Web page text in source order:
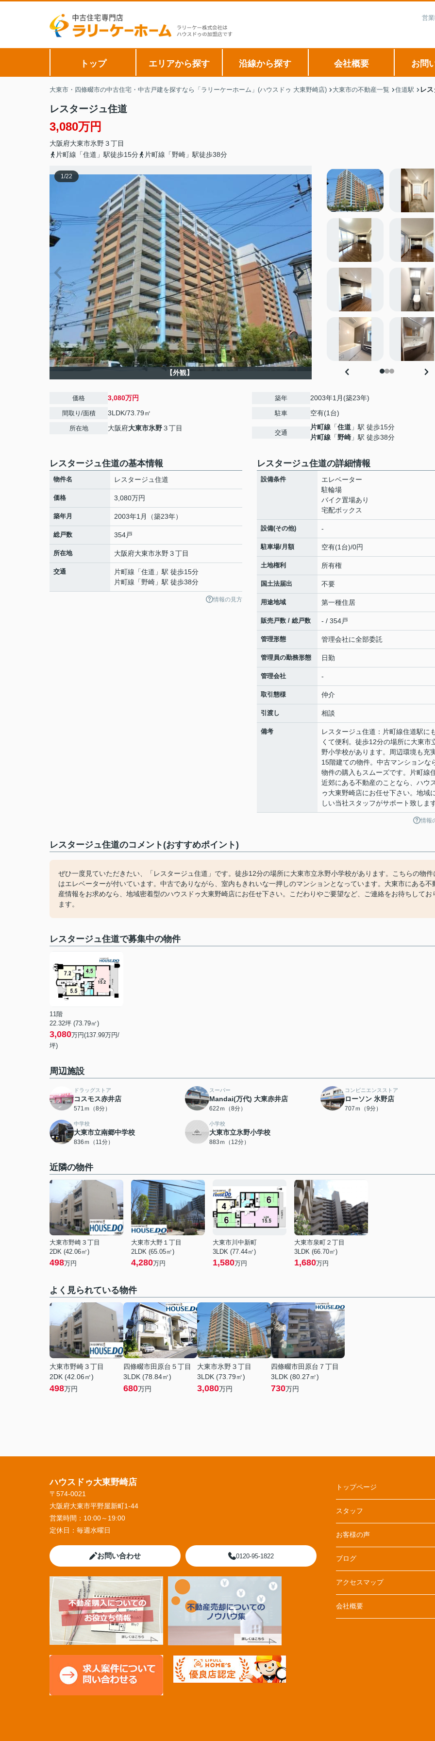
営
トップ エリアから探す 沿線から探す 会社概要 お問
大東市・四條畷市の中古住宅・中古戸建を探すなら「ラリーケーホーム」(ハウスドゥ 大東野崎店) 大東市の不動産一覧 住道駅 レ
レスタージュ住道
3,080万円
大阪府大東市氷野３丁目
片町線「住道」駅徒歩15分
片町線「野崎」駅徒歩38分
1/22
【外観】
価格 3,080万円
間取り/面積 3LDK/73.79㎡
所在地 大阪府大東市氷野３丁目
築年 2003年1月(築23年)
駐車 空有(1台)
交通
片町線 「住道 」駅 徒歩15分
片町線 「野崎 」駅 徒歩38分
レスタージュ住道の基本情報
物件名 レスタージュ住道
価格 3,080万円
築年月 2003年1月（築23年）
総戸数 354戸
所在地 大阪府大東市氷野３丁目
交通 片町線 「住道 」駅 徒歩15分
片町線 「野崎 」駅 徒歩38分
情報の見方
レスタージュ住道の詳細情報
設備条件
エレベーター
駐輪場
バイク置場あり
宅配ボックス
設備(その他) -
駐車場/月額 空有(1台)/0円
土地権利 所有権
国土法届出 不要
用途地域 第一種住居
販売戸数 / 総戸数 - / 354戸
管理形態 管理会社に全部委託
管理員の勤務形態 日勤
管理会社 -
取引態様 仲介
引渡し 相談
備考
レスタージュ住道：片町線住道駅に
くて便利。徒歩12分の場所に大東市
野小学校があります。周辺環境も充
15階建ての物件。中古マンションな
物件の購入もスムーズです。片町線
近郊にある不動産のことなら、ハウ
ゥ大東野崎店にお任せ下さい。地域
しい当社スタッフがサポート致します
情報
レスタージュ住道のコメント(おすすめポイント)
ぜひ一度見ていただきたい、「レスタージュ住道」です。徒歩12分の場所に大東市立氷野小学校があります。こちらの物件
はエレベーターが付いています。中古でありながら、室内もきれいな一押しのマンションとなっています。大東市にある不
産情報をお求めなら、地域密着型のハウスドゥ大東野崎店にお任せ下さい。こだわりやご要望など、ご連絡をお待ちしてお
ます。
レスタージュ住道で募集中の物件
11階
22.32坪 (73.79㎡)
3,080万円(137.99万円/
坪)
周辺施設
ドラッグストア
コスモス赤井店
571ｍ（8分）
スーパー
Mandai(万代) 大東赤井店
622ｍ（8分）
コンビニエンスストア
ローソン 氷野店
707ｍ（9分）
中学校
大東市立南郷中学校
836ｍ（11分）
小学校
大東市立氷野小学校
883ｍ（12分）
近隣の物件
大東市野崎３丁目
2DK (42.06㎡)
498万円
大東市大野１丁目
2LDK (65.05㎡)
4,280万円
大東市川中新町
3LDK (77.44㎡)
1,580万円
大東市泉町２丁目
3LDK (66.70㎡)
1,680万円
よく見られている物件
大東市野崎３丁目
2DK (42.06㎡)
498万円
四條畷市田原台５丁目
3LDK (78.84㎡)
680万円
大東市氷野３丁目
3LDK (73.79㎡)
3,080万円
四條畷市田原台７丁目
3LDK (80.27㎡)
730万円
ハウスドゥ大東野崎店
〒574-0021
大阪府大東市平野屋新町1-44
営業時間： 10:00～19:00
定休日： 毎週水曜日
お問い合わせ 0120-95-1822
トップページ
スタッフ
お客様の声
ブログ
アクセスマップ
会社概要